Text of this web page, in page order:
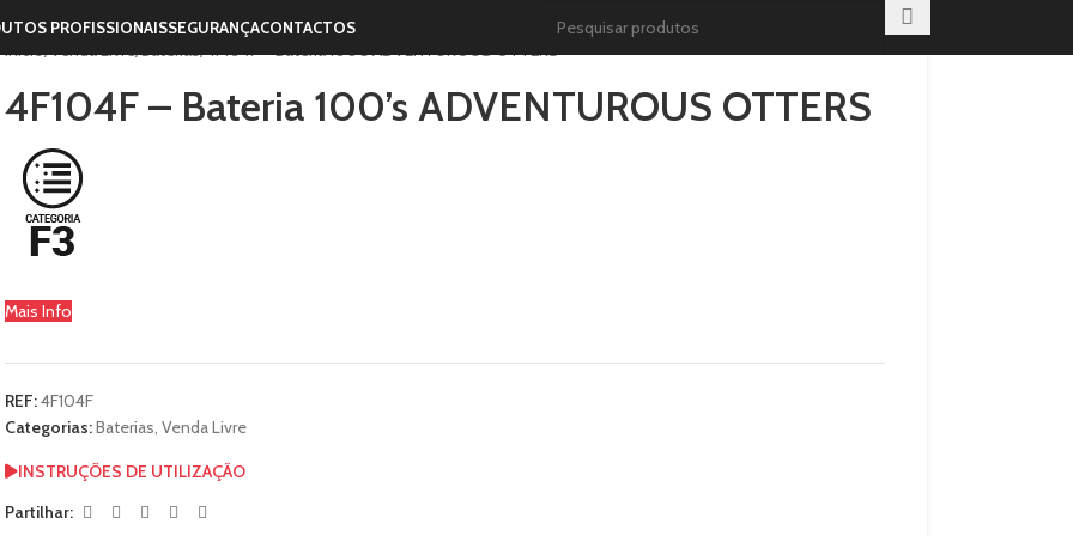
PROFISSIONAISSEGURANÇACONTACTOS
Início Venda Livre Baterias 4F104F – Bateria 100’s ADVENTUROUS OTTERS
4F104F – Bateria 100’s ADVENTUROUS OTTERS
Mais Info
REF:4F104F
Categorias:Baterias, Venda Livre
INSTRUÇÕES DE UTILIZAÇÃO
Partilhar: